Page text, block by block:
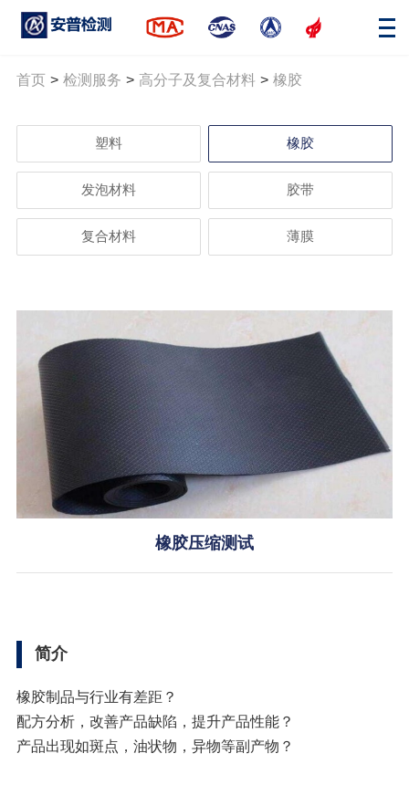
首页 > 检测服务 > 高分子及复合材料 > 橡胶
塑料 橡胶
发泡材料 胶带
复合材料 薄膜
橡胶压缩测试
简介
橡胶制品与行业有差距？
配方分析，改善产品缺陷，提升产品性能？
产品出现如斑点，油状物，异物等副产物？